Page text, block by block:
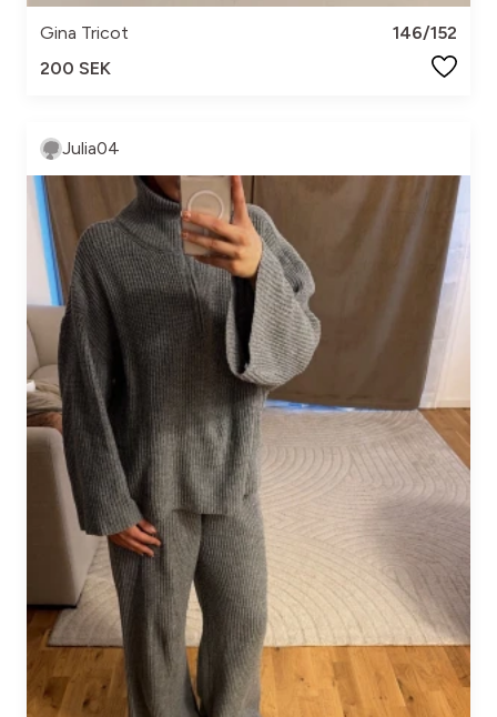
Gina Tricot
146/152
200 SEK
Julia04